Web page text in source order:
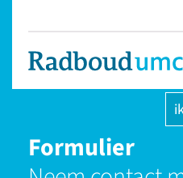
Formulier